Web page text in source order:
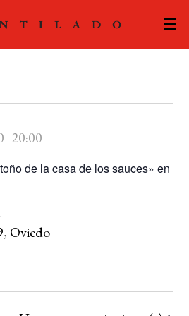
AUTORES
hijo
ACTUALIDAD
el
PODCAST
FOREIGN RIGHTS
de la casa de los sauces» en
- 20:00
Oviedo